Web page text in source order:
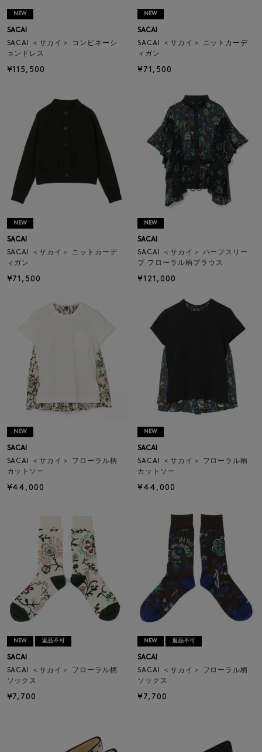
NEW
SACAI
SACAI ＜サカイ＞ コンビネーシ
ョンドレス
¥115,500
NEW
SACAI
SACAI ＜サカイ＞ ニットカーデ
ィガン
¥71,500
NEW
SACAI
SACAI ＜サカイ＞ ニットカーデ
ィガン
¥71,500
NEW
SACAI
SACAI ＜サカイ＞ ハーフスリー
ブ フローラル柄ブラウス
¥121,000
NEW
SACAI
SACAI ＜サカイ＞ フローラル柄
カットソー
¥44,000
NEW
SACAI
SACAI ＜サカイ＞ フローラル柄
カットソー
¥44,000
NEW 返品不可
SACAI
SACAI ＜サカイ＞ フローラル柄
ソックス
¥7,700
NEW 返品不可
SACAI
SACAI ＜サカイ＞ フローラル柄
ソックス
¥7,700